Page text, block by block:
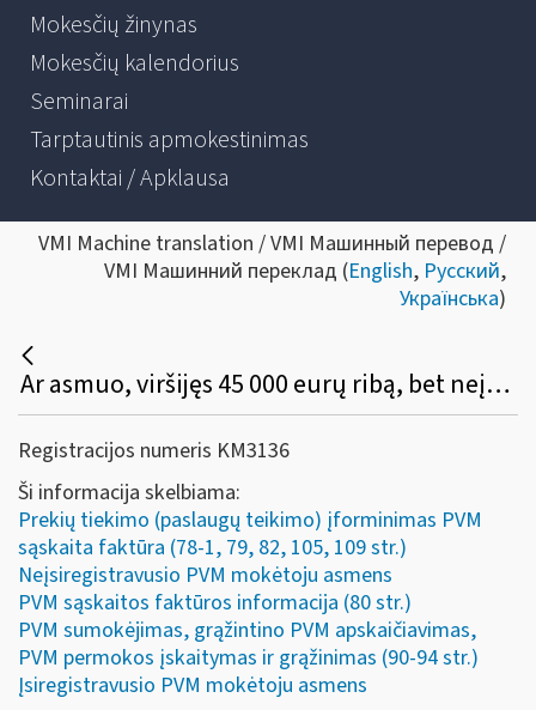
Mokesčių žinynas
Mokesčių kalendorius
Seminarai
Tarptautinis apmokestinimas
Kontaktai / Apklausa
VMI Machine translation / VMI Машинный перевод /
VMI Машинний переклад (English, Русский,
Українська)
Ar asmuo, viršijęs 45 000 eurų ribą, bet neįsiregistravęs PVM mokėtoju, gali (privalo) apskaitos dokumente išskirti PVM, o pirkėjas turi teisę tokį PVM atskaityti įprasta tvarka?
Registracijos numeris KM3136
Ši informacija skelbiama:
Prekių tiekimo (paslaugų teikimo) įforminimas PVM
sąskaita faktūra (78-1, 79, 82, 105, 109 str.)
Neįsiregistravusio PVM mokėtoju asmens
PVM sąskaitos faktūros informacija (80 str.)
PVM sumokėjimas, grąžintino PVM apskaičiavimas,
PVM permokos įskaitymas ir grąžinimas (90-94 str.)
Įsiregistravusio PVM mokėtoju asmens